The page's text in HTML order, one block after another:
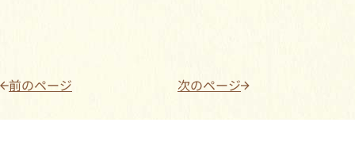
前のページ 次のページ